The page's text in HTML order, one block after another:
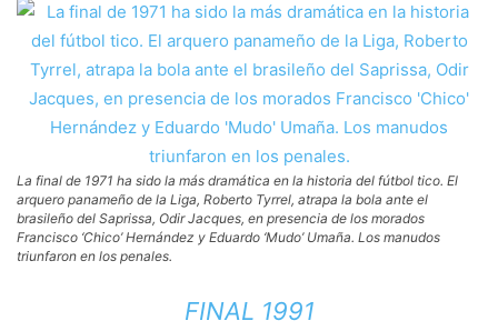
La final de 1971 ha sido la más dramática en la historia del fútbol tico. El
arquero panameño de la Liga, Roberto Tyrrel, atrapa la bola ante el
brasileño del Saprissa, Odir Jacques, en presencia de los morados
Francisco ‘Chico’ Hernández y Eduardo ‘Mudo’ Umaña. Los manudos
triunfaron en los penales.
FINAL 1991